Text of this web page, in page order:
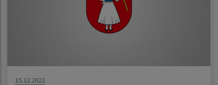
15.12.2022